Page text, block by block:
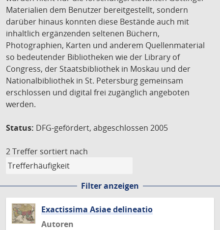
Materialien dem Benutzer bereitgestellt, sondern
darüber hinaus konnten diese Bestände auch mit
inhaltlich ergänzenden seltenen Büchern,
Photographien, Karten und anderem Quellenmaterial
so bedeutender Bibliotheken wie der Library of
Congress, der Staatsbibliothek in Moskau und der
Nationalbibliothek in St. Petersburg gemeinsam
erschlossen und digital frei zugänglich angeboten
werden.
Status: DFG-gefördert, abgeschlossen 2005
2 Treffer sortiert nach
Filter anzeigen
Exactissima Asiae delineatio
Autoren